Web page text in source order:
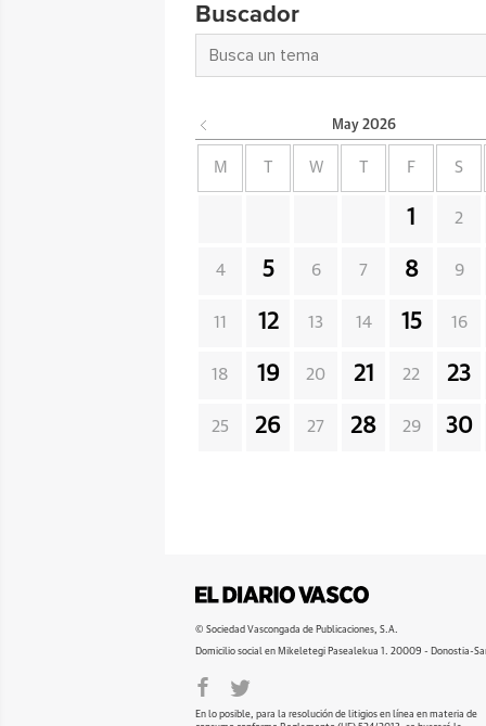
Buscador
May 2026
M W F S
1 2
4 5 6 7 8 9
11 12 13 14 15 16
18 19 20 21 22 23
25 26 27 28 29 30
© Sociedad Vascongada de Publicaciones, S.A.
Domicilio social en Mikeletegi Pasealekua 1. 20009 - Donostia-
En lo posible, para la resolución de litigios en línea en materia de